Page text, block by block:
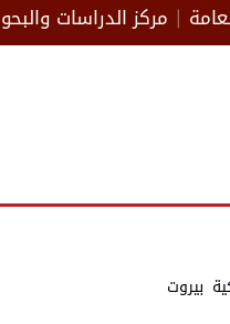
مركز الدراسات
بيروت